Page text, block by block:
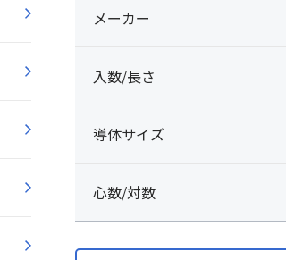
メーカー
入数/長さ
導体サイズ
心数/対数